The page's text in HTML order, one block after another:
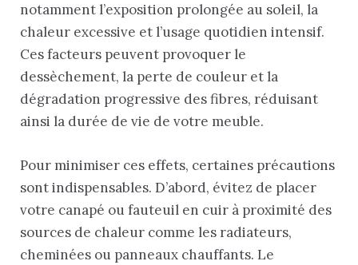
notamment l’exposition prolongée au soleil, la
chaleur excessive et l’usage quotidien intensif.
Ces facteurs peuvent provoquer le
dessèchement, la perte de couleur et la
dégradation progressive des fibres, réduisant
ainsi la durée de vie de votre meuble.
Pour minimiser ces effets, certaines précautions
sont indispensables. D’abord, évitez de placer
votre canapé ou fauteuil en cuir à proximité des
sources de chaleur comme les radiateurs,
cheminées ou panneaux chauffants. Le